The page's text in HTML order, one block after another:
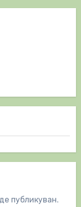
публикуван.